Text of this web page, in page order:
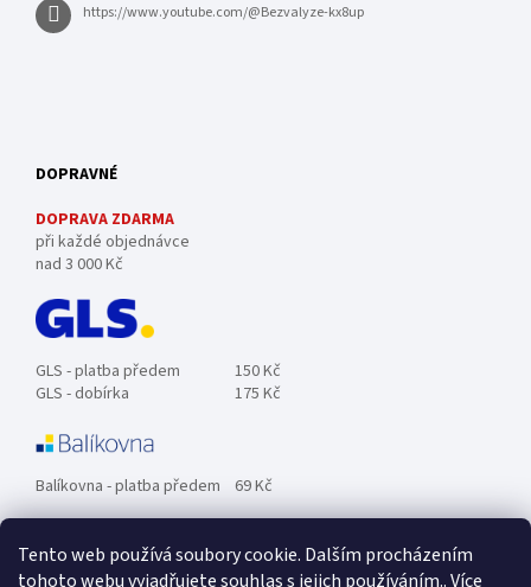
Tento web používá soubory cookie. Dalším procházením
tohoto webu vyjadřujete souhlas s jejich používáním.. Více
https://www.youtube.com/@Bezvalyze-kx8up
DOPRAVNÉ
DOPRAVA ZDARMA
při každé objednávce
nad 3 000 Kč
GLS - platba předem
150 Kč
GLS - dobírka
175 Kč
Balíkovna - platba předem 69 Kč
Zásilkovna - platba předem 89 Kč